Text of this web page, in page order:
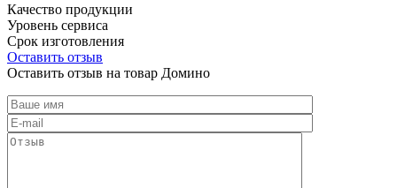
Качество продукции
Уровень сервиса
Срок изготовления
Оставить отзыв
Оставить отзыв на товар Домино